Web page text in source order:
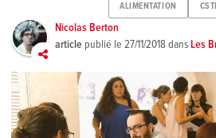
ALIMENTATION CSTI
Nicolas Berton
article publié le27/11/2018 dansLes